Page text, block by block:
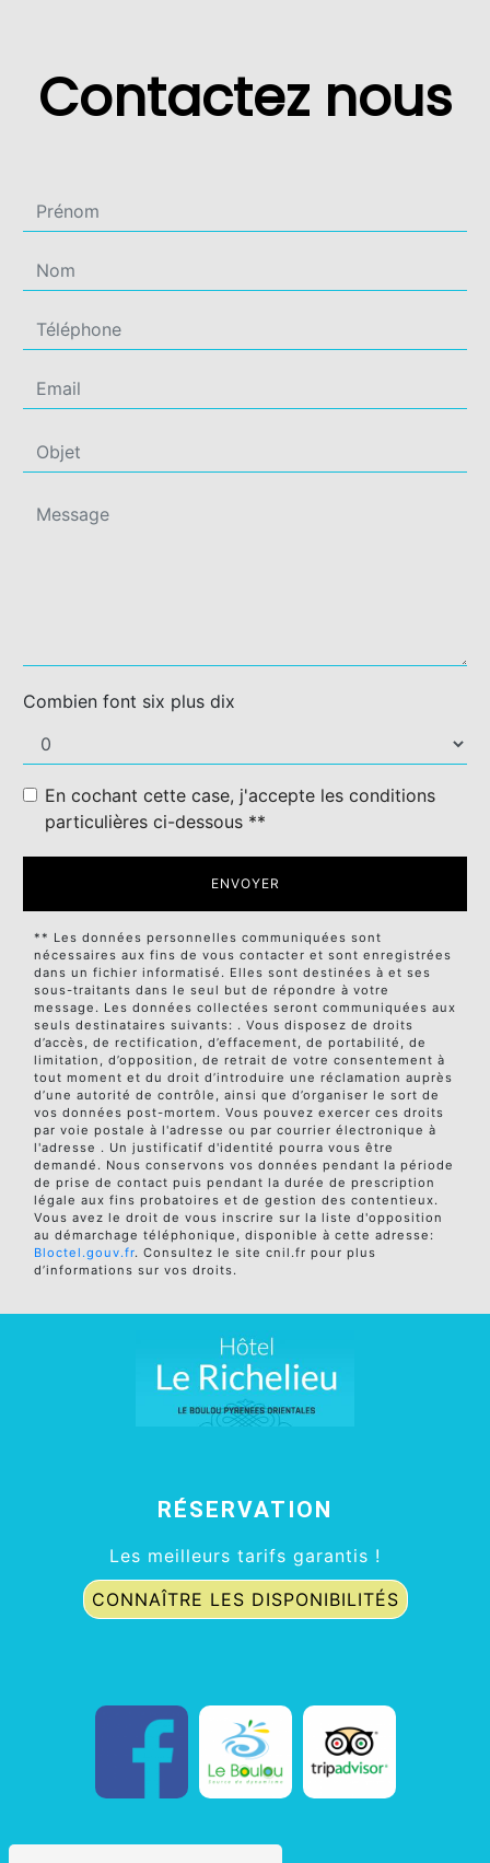
Contactez nous
Combien font six plus dix
En cochant cette case, j'accepte les conditions
particulières ci-dessous **
ENVOYER
** Les données personnelles communiquées sont
nécessaires aux fins de vous contacter et sont enregistrées
dans un fichier informatisé. Elles sont destinées à et ses
sous-traitants dans le seul but de répondre à votre
message. Les données collectées seront communiquées aux
seuls destinataires suivants: . Vous disposez de droits
d’accès, de rectification, d’effacement, de portabilité, de
limitation, d’opposition, de retrait de votre consentement à
tout moment et du droit d’introduire une réclamation auprès
d’une autorité de contrôle, ainsi que d’organiser le sort de
vos données post-mortem. Vous pouvez exercer ces droits
par voie postale à l'adresse ou par courrier électronique à
l'adresse . Un justificatif d'identité pourra vous être
demandé. Nous conservons vos données pendant la période
de prise de contact puis pendant la durée de prescription
légale aux fins probatoires et de gestion des contentieux.
Vous avez le droit de vous inscrire sur la liste d'opposition
au démarchage téléphonique, disponible à cette adresse:
Bloctel.gouv.fr. Consultez le site cnil.fr pour plus
d’informations sur vos droits.
RÉSERVATION
Les meilleurs tarifs garantis !
CONNAÎTRE LES DISPONIBILITÉS